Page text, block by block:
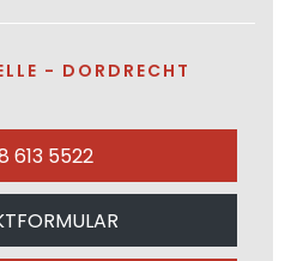
- DORDRECHT
613 5522